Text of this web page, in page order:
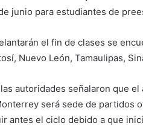
junio para estudiantes de
el fin de clases se
Nuevo León, Tamaulipas,
autoridades señalaron que
será sede de partidos
antes el ciclo debido a que